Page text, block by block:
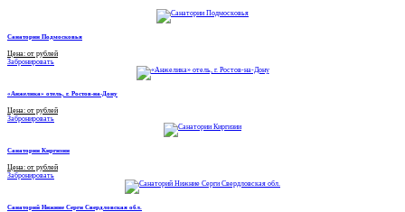
Санатории Подмосковья
Цена: от рублей
Забронировать
«Анжелика» отель, г. Ростов-на-Дону
Цена: от рублей
Забронировать
Санатории Киргизии
Цена: от рублей
Забронировать
Санаторий Нижние Серги Свердловская обл.